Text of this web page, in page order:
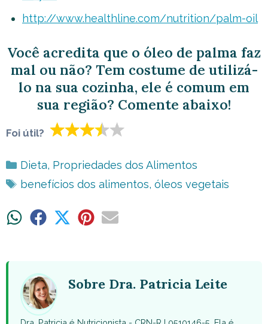
http://www.healthline.com/nutrition/palm-oil
Você acredita que o óleo de palma faz
mal ou não? Tem costume de utilizá-
lo na sua cozinha, ele é comum em
sua região? Comente abaixo!
Foi útil?
Categorias
Dieta, Propriedades dos Alimentos
Tags
benefícios dos alimentos, óleos vegetais
ShareShare ShareShareShare
Sobre Dra. Patricia Leite